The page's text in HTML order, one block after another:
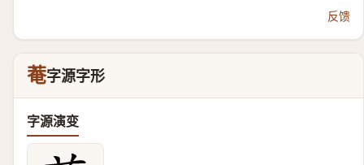
反馈
菴字源字形
字源演变